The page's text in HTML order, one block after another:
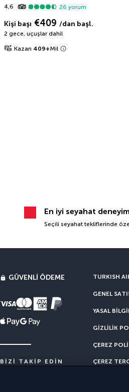
4,6
26 yorum
Kişi başı €409 /dan başl.
2 gece, uçuşlar dahil
Kazan 409+Mil
En iyi seyahat
Seçili seyahat tekliflerinde
GÜVENLI ÖDEME
BIZI TAKIP EDIN
TURKISH
GENEL
YASAL
GIZLILIK
ÇEREZ
ÇEREZ